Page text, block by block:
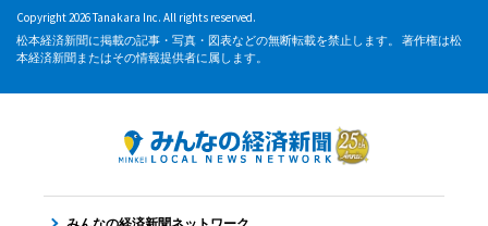
Copyright 2026 Tanakara Inc. All rights reserved.
松本経済新聞に掲載の記事・写真・図表などの無断転載を禁止します。 著作権は松
本経済新聞またはその情報提供者に属します。
みんなの経済新聞ネットワーク